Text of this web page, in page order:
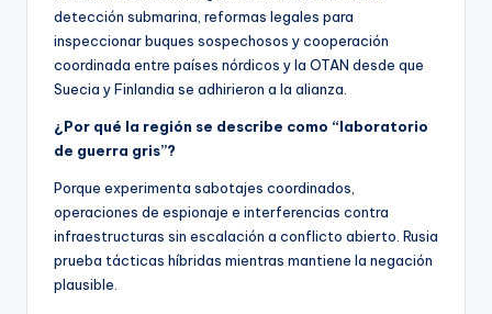
detección submarina, reformas legales para
inspeccionar buques sospechosos y cooperación
coordinada entre países nórdicos y la OTAN desde que
Suecia y Finlandia se adhirieron a la alianza.
¿Por qué la región se describe como “laboratorio
de guerra gris”?
Porque experimenta sabotajes coordinados,
operaciones de espionaje e interferencias contra
infraestructuras sin escalación a conflicto abierto. Rusia
prueba tácticas híbridas mientras mantiene la negación
plausible.